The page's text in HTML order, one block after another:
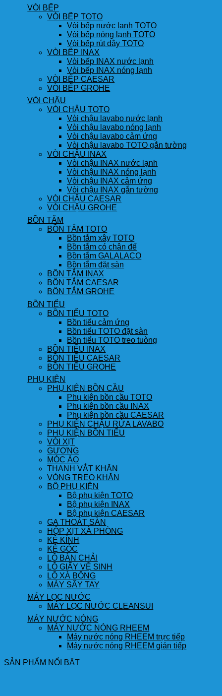
VÒI BẾP
VÒI BẾP TOTO
Vòi bếp nước lạnh TOTO
Vòi bếp nóng lạnh TOTO
Vòi bếp rút dây TOTO
VÒI BẾP INAX
Vòi bếp INAX nước lạnh
Vòi bếp INAX nóng lạnh
VÒI BẾP CAESAR
VÒI BẾP GROHE
VÒI CHẬU
VÒI CHẬU TOTO
Vòi chậu lavabo nước lạnh
Vòi chậu lavabo nóng lạnh
Vòi chậu lavabo cảm ứng
Vòi chậu lavabo TOTO gắn tường
VÒI CHẬU INAX
Vòi chậu INAX nước lạnh
Vòi chậu INAX nóng lạnh
Vòi chậu INAX cảm ứng
Vòi chậu INAX gắn tường
VÒI CHẬU CAESAR
VÒI CHẬU GROHE
BỒN TẮM
BỒN TẮM TOTO
Bồn tắm xây TOTO
Bồn tắm có chân đế
Bồn tắm GALALACO
Bồn tắm đặt sàn
BỒN TẮM INAX
BỒN TẮM CAESAR
BỒN TẮM GROHE
BỒN TIỂU
BỒN TIỂU TOTO
Bồn tiểu cảm ứng
Bồn tiểu TOTO đặt sàn
Bồn tiểu TOTO treo tuòng
BỒN TIỂU INAX
BỒN TIỂU CAESAR
BỒN TIỂU GROHE
PHỤ KIỆN
PHỤ KIỆN BỒN CẦU
Phụ kiện bồn cầu TOTO
Phụ kiện bồn cầu INAX
Phụ kiện bồn cầu CAESAR
PHỤ KIỆN CHẬU RỬA LAVABO
PHỤ KIỆN BỒN TIỂU
VÒI XỊT
GƯƠNG
MÓC ÁO
THANH VẮT KHĂN
VÒNG TREO KHĂN
BỘ PHỤ KIỆN
Bộ phụ kiện TOTO
Bộ phụ kiện INAX
Bộ phụ kiện CAESAR
GA THOÁT SÀN
HỘP XỊT XÀ PHÒNG
KỆ KÍNH
KỆ GÓC
LÔ BÀN CHẢI
LÔ GIẤY VỆ SINH
LÔ XÀ BÔNG
MÁY SẤY TAY
MÁY LỌC NƯỚC
MÁY LỌC NƯỚC CLEANSUI
MÁY NƯỚC NÓNG
MÁY NƯỚC NÓNG RHEEM
Máy nước nóng RHEEM trực tiếp
Máy nước nóng RHEEM gián tiếp
SẢN PHẨM NỔI BẬT